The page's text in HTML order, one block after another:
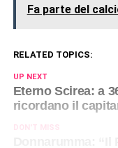
Fa parte del
RELATED TOPICS:
UP NEXT
Eterno Scirea: a
ricordano il
DON'T MISS